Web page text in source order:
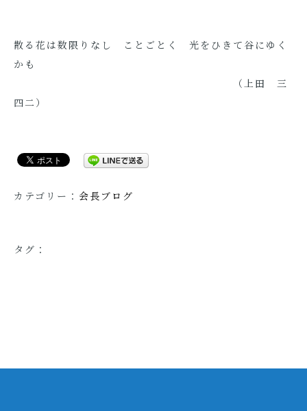
散る花は数限りなし ことごとく 光をひきて谷にゆく
かも
（上田 三
四二）
カテゴリー： 会長ブログ
タグ：